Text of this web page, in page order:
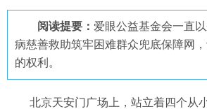
阅读提要： 爱眼公益基金会一直
病慈善救助筑牢困难群众兜底保障网
的权利。
北京天安门广场上，站立着四个从